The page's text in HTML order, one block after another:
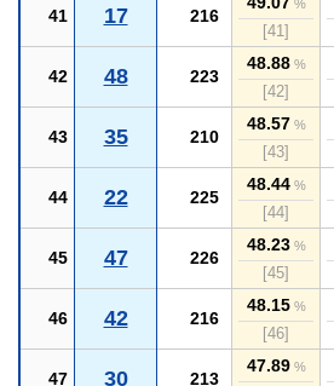
41 17 216
%
[41]
42 48 223
48.88%
[42]
43 35 210
48.57%
[43]
44 22 225
48.44%
[44]
45 47 226
48.23%
[45]
46 42 216
48.15%
[46]
47 30 213
47.89%